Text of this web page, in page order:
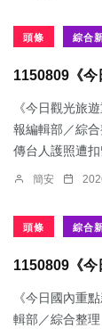
頭條 綜合
1150809《今
《今日觀光旅
報編輯部／
傳台人護照遭扣
簡安
頭條 綜合
1150809《今
《今日國內重
輯部／綜合